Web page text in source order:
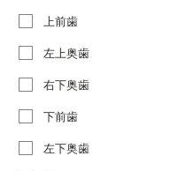
上前歯
左上奥歯
右下奥歯
下前歯
左下奥歯